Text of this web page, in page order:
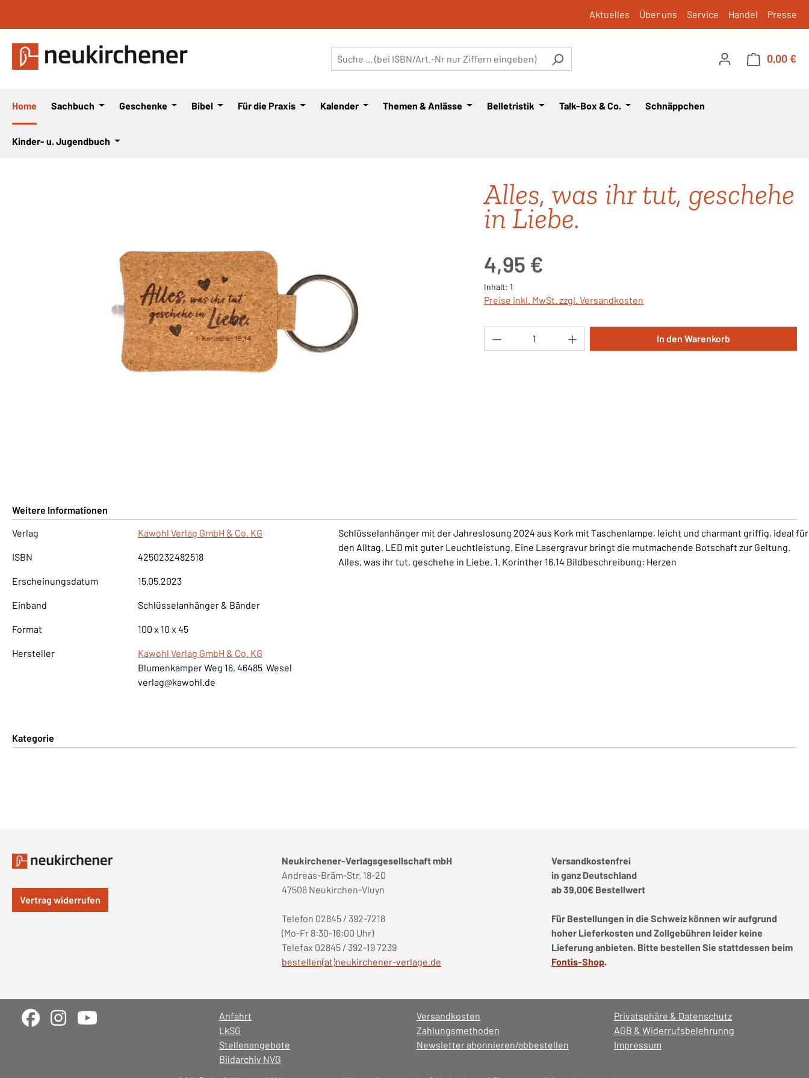
Aktuelles Über uns Service Handel Presse
0,00 €
Home Sachbuch Geschenke Bibel Für die Praxis Kalender Themen & Anlässe Belletristik Talk-Box & Co. Schnäppchen
Kinder- u. Jugendbuch
Alles, was ihr tut, geschehe
in Liebe.
4,95 €
Inhalt: 1
Preise inkl. MwSt. zzgl. Versandkosten
Produkt Anzahl: Gib den gewünschten Wert ein
In den Warenkorb
Weitere Informationen
Verlag
Kawohl Verlag GmbH & Co. KG
ISBN 4250232482518
Erscheinungsdatum 15.05.2023
Einband Schlüsselanhänger & Bänder
Format 100 x 10 x 45
Hersteller
Kawohl Verlag GmbH & Co. KG
Blumenkamper Weg 16, 46485 Wesel
verlag@kawohl.de
Schlüsselanhänger mit der Jahreslosung 2024 aus Kork mit Taschenlampe, leicht und charmant griffig, ideal für
den Alltag. LED mit guter Leuchtleistung. Eine Lasergravur bringt die mutmachende Botschaft zur Geltung.
Alles, was ihr tut, geschehe in Liebe. 1. Korinther 16,14 Bildbeschreibung: Herzen
Kategorie
Vertrag widerrufen
Neukirchener-Verlagsgesellschaft mbH
Andreas-Bräm-Str. 18-20
47506 Neukirchen-Vluyn
Telefon 02845 / 392-7218
(Mo-Fr 8:30-16:00 Uhr)
Telefax 02845 / 392-19 7239
bestellen(at)neukirchener-verlage.de
Versandkostenfrei
in ganz Deutschland
ab 39,00€ Bestellwert
Für Bestellungen in die Schweiz können wir aufgrund
hoher Lieferkosten und Zollgebühren leider keine
Lieferung anbieten. Bitte bestellen Sie stattdessen beim
Fontis-Shop.
Anfahrt
LkSG
Stellenangebote
Versandkosten
Zahlungsmethoden
Newsletter abonnieren/abbestellen
Privatsphäre & Datenschutz
AGB & Widerrufsbelehrunng
Impressum
Bildarchiv NVG